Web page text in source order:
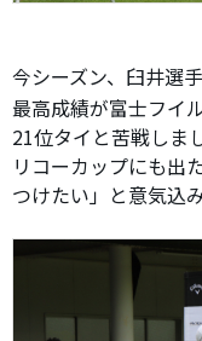
今シーズン、臼井選
最高成績が富士フイ
21位タイと苦戦しま
リコーカップにも出
つけたい」と意気込